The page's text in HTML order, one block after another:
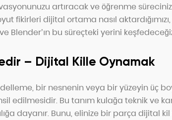
artıracak ve öğrenme
fikirleri dijital ortama nasıl
Blender’ın bu süreçteki yerini
– Dijital Kille Oynamak
bir nesnenin veya bir yüzeyin üç
edilmesidir. Bu tanım kulağa teknik ve
dayanır. Bunu, elinize bir parça dijital kil